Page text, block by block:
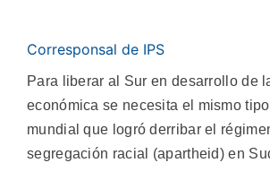
Corresponsal de IPS
Para liberar al Sur en desarrollo de
económica se necesita el mismo
mundial que logró derribar el
segregación racial (apartheid) en